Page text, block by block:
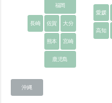
愛媛
高知
福岡
佐賀 大分
熊本
長崎
宮崎
鹿児島
沖縄